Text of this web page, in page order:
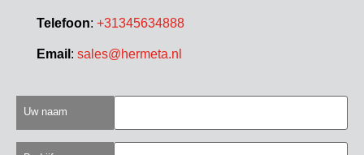
Telefoon: +31345634888
Email : sales@hermeta.nl
Uw naam